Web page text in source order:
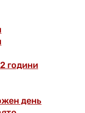
години
день